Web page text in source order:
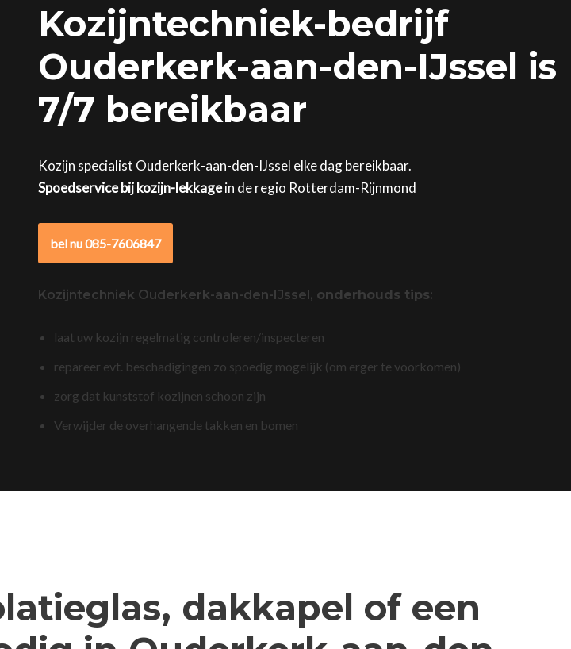
Kozijntechniek-bedrijf
Ouderkerk-aan-den-IJssel is
7/7 bereikbaar
Kozijn specialist Ouderkerk-aan-den-IJssel elke dag bereikbaar.
Spoedservice bij kozijn-lekkagein de regio Rotterdam-Rijnmond
bel nu 085-7606847
Kozijntechniek Ouderkerk-aan-den-IJssel, onderhouds tips:
laat uw kozijn regelmatig controleren/inspecteren
repareer evt. beschadigingen zo spoedig mogelijk (om erger te voorkomen)
zorg dat kunststof kozijnen schoon zijn
Verwijder de overhangende takken en bomen
dakkapel of een